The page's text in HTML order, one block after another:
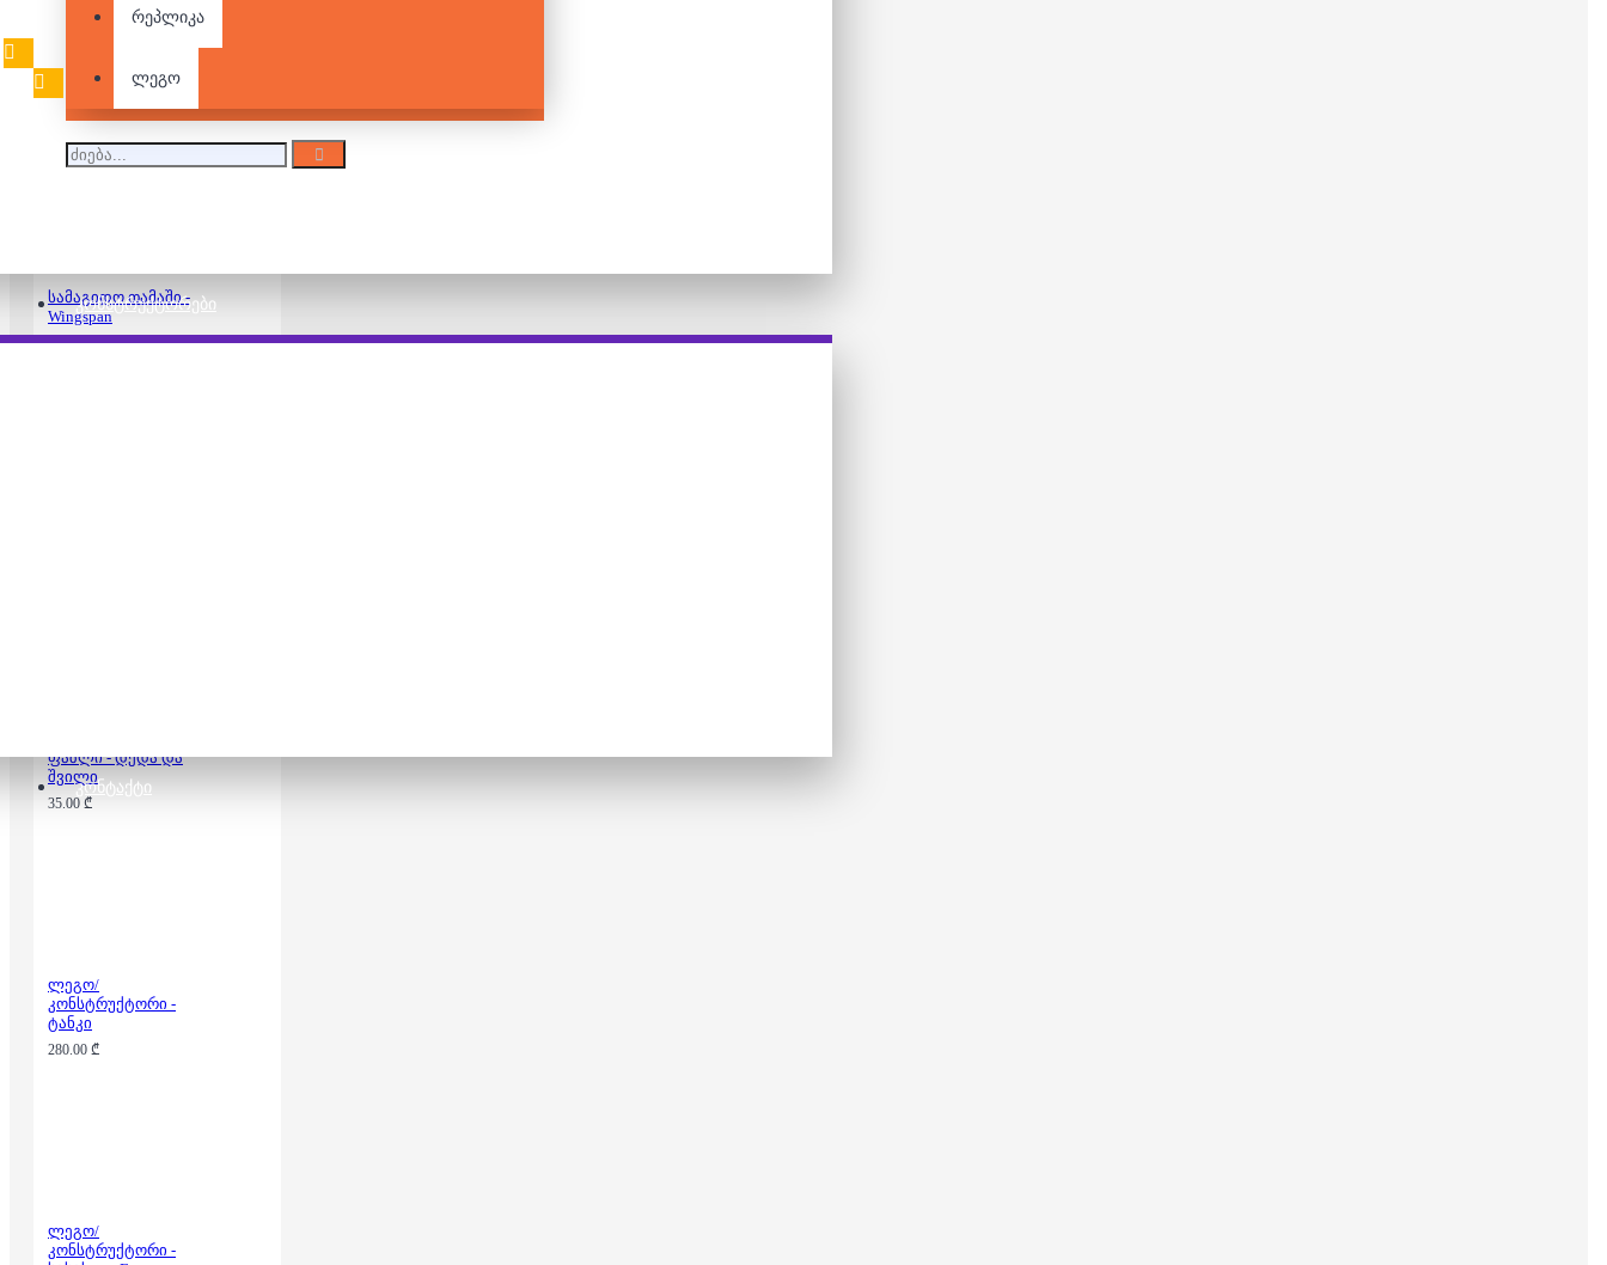
ᲙᲝᲜᲡᲢᲠᲣᲥᲢᲝᲠᲔᲑᲘ
ᲙᲝᲜᲢᲐᲥᲢᲘ
რეპლიკა
ლეგო
კონსტრუქტორი -
350.00 ₾
სამაგიდო თამაში -
Wingspan
155.00 ₾ 195.00 ₾
ფაზლი - დედა და
შვილი
35.00 ₾
ლეგო/
კონსტრუქტორი -
ტანკი
280.00 ₾
ლეგო/
კონსტრუქტორი -